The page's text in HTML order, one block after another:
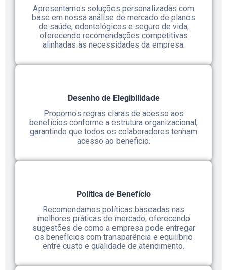
Apresentamos soluções personalizadas com
base em nossa análise de mercado de planos
de saúde, odontológicos e seguro de vida,
oferecendo recomendações competitivas
alinhadas às necessidades da empresa.
Desenho de Elegibilidade
Propomos regras claras de acesso aos
benefícios conforme a estrutura organizacional,
garantindo que todos os colaboradores tenham
acesso ao beneficio.
Política de Benefício
Recomendamos políticas baseadas nas
melhores práticas de mercado, oferecendo
sugestões de como a empresa pode entregar
os benefícios com transparência e equilíbrio
entre custo e qualidade de atendimento.